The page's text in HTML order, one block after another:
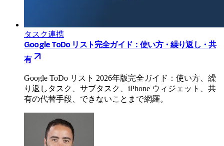
タスク連携
Google ToDo リスト完全ガイド：使い方・繰り返し・共
有
Google ToDo リスト 2026年版完全ガイド：使い方、繰
り返しタスク、サブタスク、iPhone ウィジェット、共
有の代替手段、できないことまで網羅。